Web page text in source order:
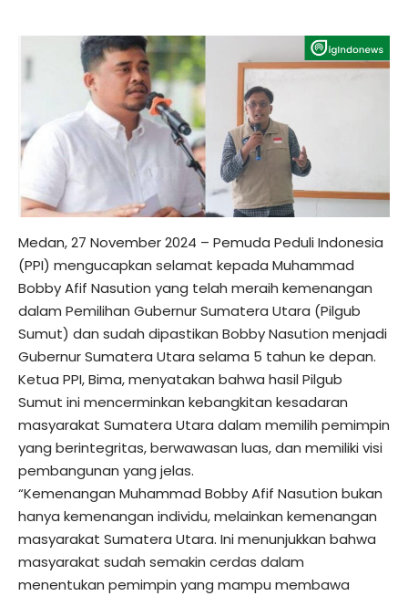
Medan, 27 November 2024 – Pemuda Peduli Indonesia
(PPI) mengucapkan selamat kepada Muhammad
Bobby Afif Nasution yang telah meraih kemenangan
dalam Pemilihan Gubernur Sumatera Utara (Pilgub
Sumut) dan sudah dipastikan Bobby Nasution menjadi
Gubernur Sumatera Utara selama 5 tahun ke depan.
Ketua PPI, Bima, menyatakan bahwa hasil Pilgub
Sumut ini mencerminkan kebangkitan kesadaran
masyarakat Sumatera Utara dalam memilih pemimpin
yang berintegritas, berwawasan luas, dan memiliki visi
pembangunan yang jelas.
“Kemenangan Muhammad Bobby Afif Nasution bukan
hanya kemenangan individu, melainkan kemenangan
masyarakat Sumatera Utara. Ini menunjukkan bahwa
masyarakat sudah semakin cerdas dalam
menentukan pemimpin yang mampu membawa